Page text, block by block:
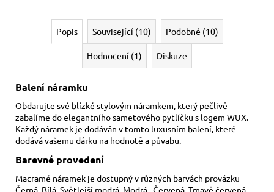
Popis Související (10) Podobné (10)
Hodnocení (1) Diskuze
Balení náramku
Obdarujte své blízké stylovým náramkem, který pečlivě
zabalíme do elegantního sametového pytlíčku s logem WUX.
Každý náramek je dodáván v tomto luxusním balení, které
dodává vašemu dárku na hodnotě a půvabu.
Barevné provedení
Macramé náramek je dostupný v různých barvách provázku –
Černá, Bílá, Světlejší modrá, Modrá, Červená, Tmavě červená,